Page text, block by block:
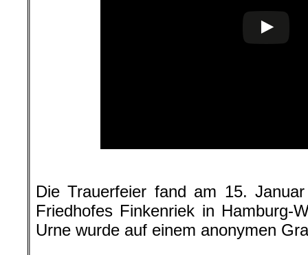
Die Trauerfeier fand am 15.
Friedhofes Finkenriek in Hamburg-
Urne wurde auf einem anonymen